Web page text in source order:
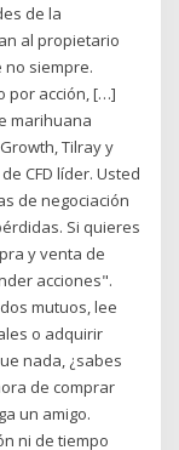
de la
al propietario
no siempre.
por acción, […]
marihuana
Tilray y
CFD líder. Usted
de negociación
Si quieres
y venta de
acciones".
mutuos, lee
o adquirir
nada, ¿sabes
de comprar
un amigo.
ni de tiempo